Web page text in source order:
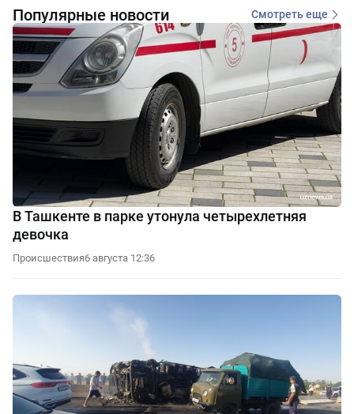
Популярные новости Смотреть еще
В Ташкенте в парке утонула четырехлетняя
девочка
Происшествия6 августа 12:36